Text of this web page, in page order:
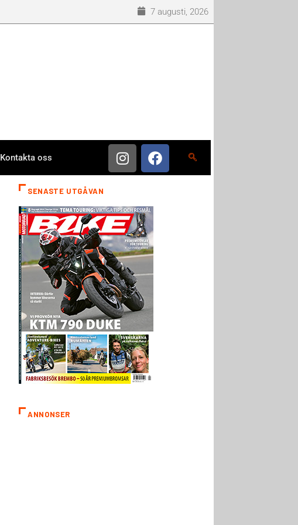
7 augusti, 2026
Kontakta oss
SENASTE UTGÅVAN
ANNONSER